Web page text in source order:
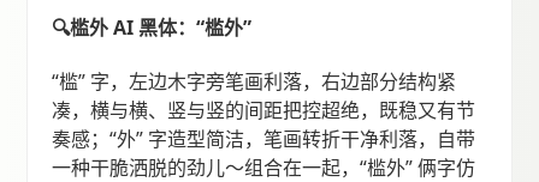
🔍槛外 AI 黑体：“槛外”
“槛” 字，左边木字旁笔画利落，右边部分结构紧
凑，横与横、竖与竖的间距把控超绝，既稳又有节
奏感；“外” 字造型简洁，笔画转折干净利落，自带
一种干脆洒脱的劲儿～组合在一起，“槛外” 俩字仿